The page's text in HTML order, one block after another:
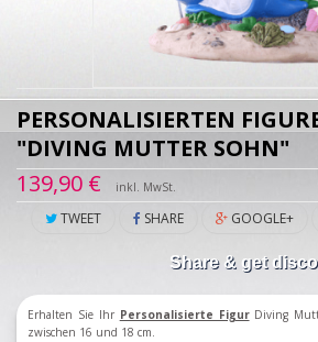
PERSONALISIERTEN
"DIVING MUTTER SOHN"
139,90 €
inkl. MwSt.
TWEET SHARE GOOGLE+
Share & get
Erhalten Sie Ihr Personalisierte FigurDiving
zwischen 16 und 18 cm.